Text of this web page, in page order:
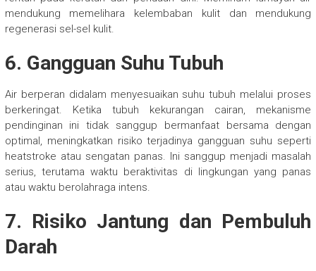
mendukung memelihara kelembaban kulit dan mendukung
regenerasi sel-sel kulit.
6. Gangguan Suhu Tubuh
Air berperan didalam menyesuaikan suhu tubuh melalui proses
berkeringat. Ketika tubuh kekurangan cairan, mekanisme
pendinginan ini tidak sanggup bermanfaat bersama dengan
optimal, meningkatkan risiko terjadinya gangguan suhu seperti
heatstroke atau sengatan panas. Ini sanggup menjadi masalah
serius, terutama waktu beraktivitas di lingkungan yang panas
atau waktu berolahraga intens.
7. Risiko Jantung dan Pembuluh
Darah